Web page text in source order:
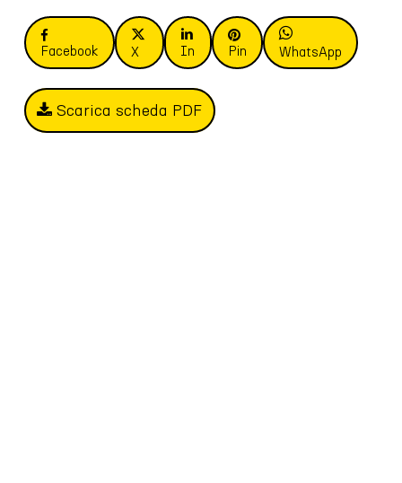
Facebook X In Pin WhatsApp
Scarica scheda PDF